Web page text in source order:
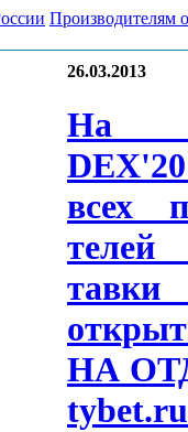
Производителям
26.03.2013
На
всех
тавки
НА